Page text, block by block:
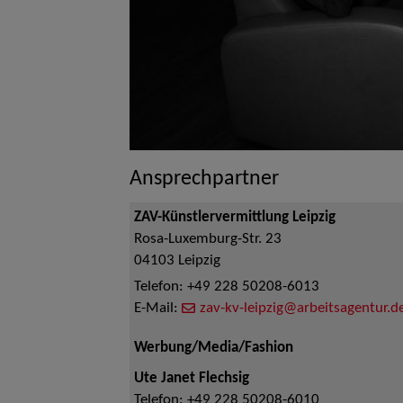
Ansprechpartner
ZAV-Künstlervermittlung Leipzig
Rosa-Luxemburg-Str. 23
04103 Leipzig
Telefon: +49 228 50208-6013
E-Mail:
zav-kv-
Werbung/Media/Fashion
Ute Janet Flechsig